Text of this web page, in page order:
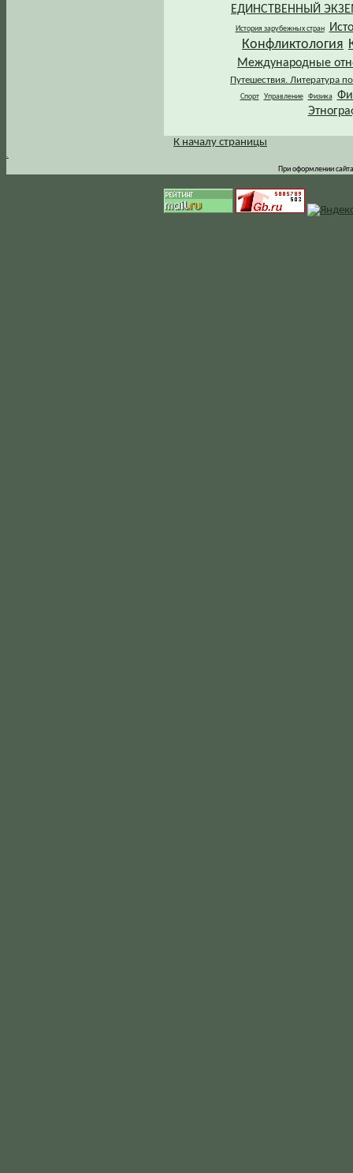
ЕДИНСТВЕННЫЙ
История зарубежных стран
Конфликтология
Международные
Путешествия. Литература
Спорт Управление Физика
.
К началу страницы
При оформлении